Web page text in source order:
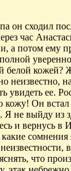
он сходил
час
а потом ему
белой кожей?
неизвестно,
увидеть ее.
кожу! Он встал
Я не выйду из
и вернусь в
сомнения
что